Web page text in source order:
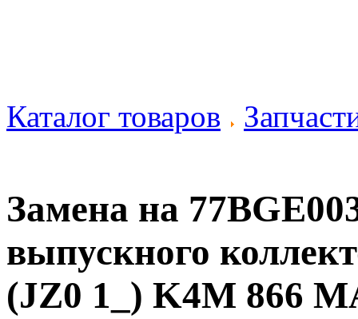
Каталог товаров
Замена на
выпускного
(JZ0 1_) K4M 866